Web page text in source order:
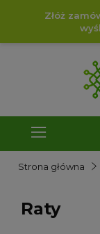
Złóż
Strona główna
Raty